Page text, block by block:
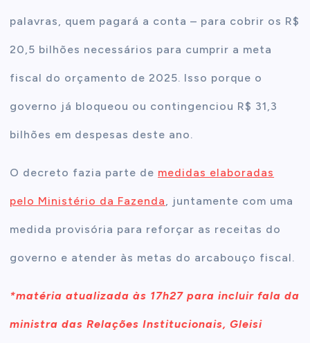
palavras, quem pagará a conta – para cobrir os R$
20,5 bilhões necessários para cumprir a meta
fiscal do orçamento de 2025. Isso porque o
governo já bloqueou ou contingenciou R$ 31,3
bilhões em despesas deste ano.
O decreto fazia parte de medidas elaboradas
pelo Ministério da Fazenda , juntamente com uma
medida provisória para reforçar as receitas do
governo e atender às metas do arcabouço fiscal.
*matéria atualizada às 17h27 para incluir fala da
ministra das Relações Institucionais, Gleisi